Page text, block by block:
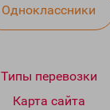
Одноклассники
Типы перевозки
Карта сайта